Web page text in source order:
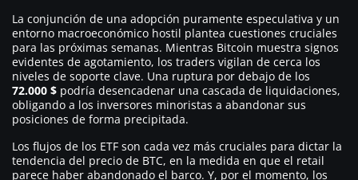
La conjunción de una adopción puramente especulativa y un
entorno macroeconómico hostil plantea cuestiones cruciales
para las próximas semanas. Mientras Bitcoin muestra signos
evidentes de agotamiento, los traders vigilan de cerca los
niveles de soporte clave. Una ruptura por debajo de los
72.000 $ podría desencadenar una cascada de liquidaciones,
obligando a los inversores minoristas a abandonar sus
posiciones de forma precipitada.
Los flujos de los ETF son cada vez más cruciales para dictar la
tendencia del precio de BTC, en la medida en que el retail
parece haber abandonado el barco. Y, por el momento, los